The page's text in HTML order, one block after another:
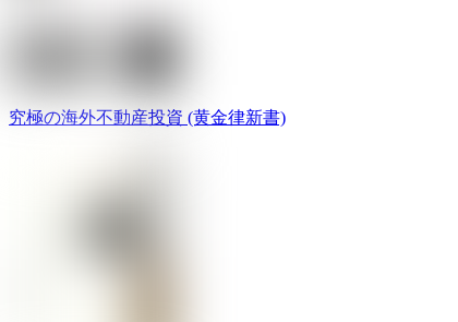
究極の海外不動産投資 (黄金律新書)